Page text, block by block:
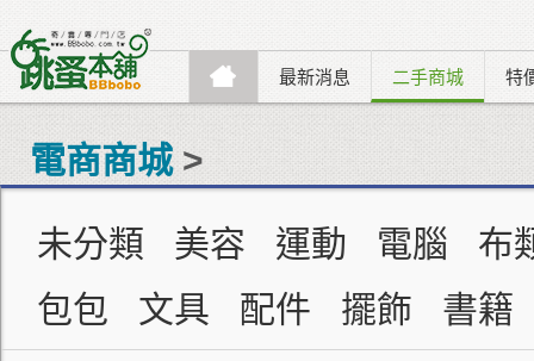
最新消息 二手商城 特
電商商城>
未分類 美容 運動 電腦
布
包包
文具 配件 擺飾 書籍